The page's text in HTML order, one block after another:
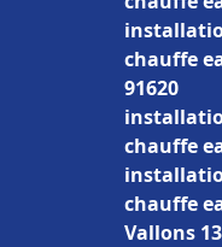
chauffe
91620
chauffe
chauffe
Vallons